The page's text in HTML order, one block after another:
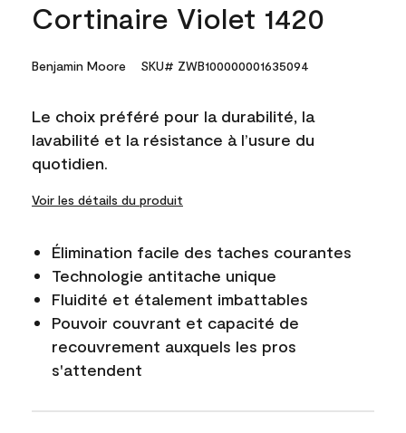
Cortinaire Violet 1420
Benjamin Moore SKU# ZWB100000001635094
Le choix préféré pour la durabilité, la
lavabilité et la résistance à l’usure du
quotidien.
Voir les détails du produit
Élimination facile des taches courantes
Technologie antitache unique
Fluidité et étalement imbattables
Pouvoir couvrant et capacité de
recouvrement auxquels les pros
s'attendent